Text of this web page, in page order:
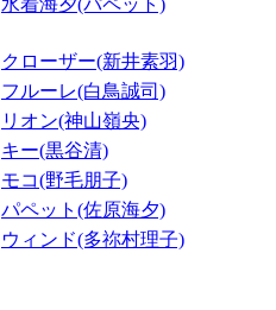
水着海夕(パペット)
クローザー(新井素羽)
フルーレ(白鳥誠司)
リオン(神山嶺央)
キー(黒谷清)
モコ(野毛朋子)
パペット(佐原海夕)
ウィンド(多祢村理子)